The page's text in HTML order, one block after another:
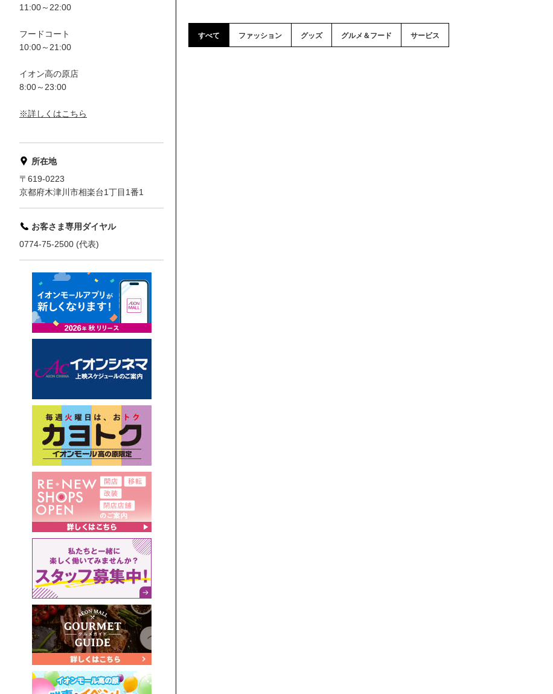
すべて ファッション グッズ グルメ＆フード サービス
11:00～22:00
フードコート
10:00～21:00
イオン高の原店
8:00～23:00
※詳しくはこちら
所在地
〒619-0223
京都府木津川市相楽台1丁目1番1
お客さま専用ダイヤル
0774-75-2500 (代表)